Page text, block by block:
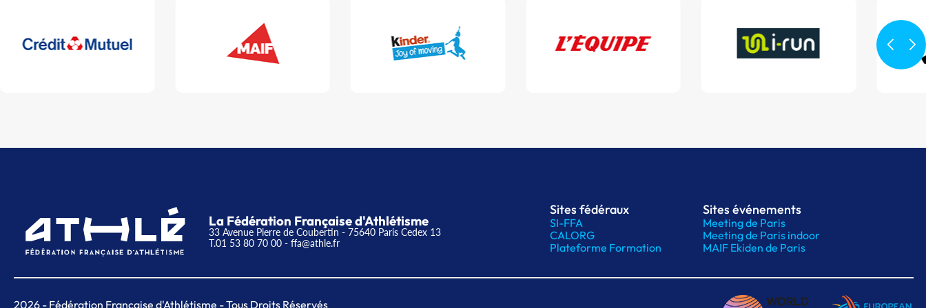
La Fédération Française d'Athlétisme
33 Avenue Pierre de Coubertin - 75640 Paris Cedex 13
T.01 53 80 70 00 - ffa@athle.fr
Sites fédéraux
SI-FFA
CALORG
Plateforme Formation
Sites événements
Meeting de Paris
Meeting de Paris indoor
MAIF Ekiden de Paris
2026 - Fédération Française d'Athlétisme - Tous Droits Réservés